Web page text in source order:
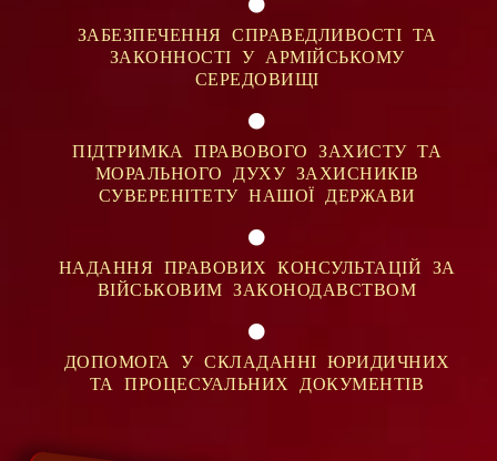
ЗАБЕЗПЕЧЕННЯ СПРАВЕДЛИВОСТІ ТА
ЗАКОННОСТІ У АРМІЙСЬКОМУ
СЕРЕДОВИЩІ
ПІДТРИМКА ПРАВОВОГО ЗАХИСТУ ТА
МОРАЛЬНОГО ДУХУ ЗАХИСНИКІВ
СУВЕРЕНІТЕТУ НАШОЇ ДЕРЖАВИ
НАДАННЯ ПРАВОВИХ КОНСУЛЬТАЦІЙ ЗА
ВІЙСЬКОВИМ ЗАКОНОДАВСТВОМ
ДОПОМОГА У СКЛАДАННІ ЮРИДИЧНИХ
ТА ПРОЦЕСУАЛЬНИХ ДОКУМЕНТІВ